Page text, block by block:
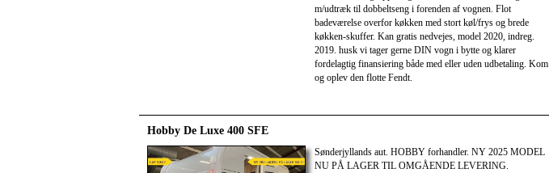
m/udtræk til dobbeltseng i forenden af vognen. Flot
badeværelse overfor køkken med stort køl/frys og brede
køkken-skuffer. Kan gratis nedvejes, model 2020, indreg.
2019. husk vi tager gerne DIN vogn i bytte og klarer
fordelagtig finansiering både med eller uden udbetaling. Kom
og oplev den flotte Fendt.
Hobby De Luxe 400 SFE
Sønderjyllands aut. HOBBY forhandler. NY 2025 MODEL
NU PÅ LAGER TIL OMGÅENDE LEVERING.